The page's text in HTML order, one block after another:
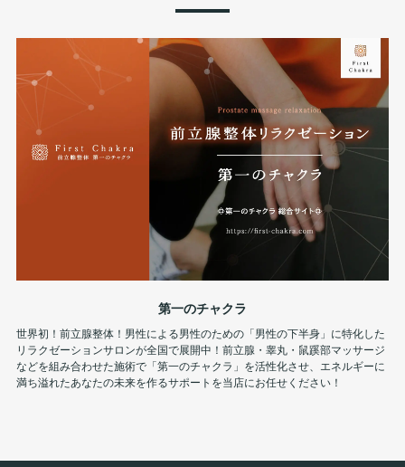
第一のチャクラ
世界初！前立腺整体！男性による男性のための「男性の下半身」に特化した
リラクゼーションサロンが全国で展開中！前立腺・睾丸・鼠蹊部マッサージ
などを組み合わせた施術で「第一のチャクラ」を活性化させ、エネルギーに
満ち溢れたあなたの未来を作るサポートを当店にお任せください！